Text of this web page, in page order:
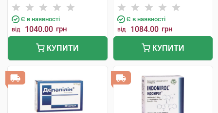
Є в наявності
від 1040.00 грн
КУПИТИ
SpA
Є в наявності
від 1084.00 грн
КУПИТИ